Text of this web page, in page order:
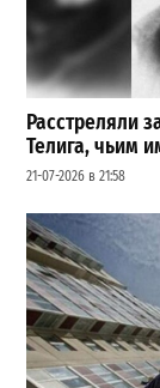
Расстреляли
Телига, чьим
21-07-2026 в 21:58